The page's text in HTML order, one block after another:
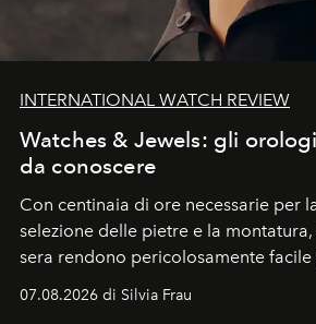
INTERNATIONAL WATCH REVIEW
Watches & Jewels: gli
da conoscere
Con centinaia di ore necessarie per
selezione delle pietre e la
sera rendono pericolosamente
cognizione del tempo. Ma con
07.08.2026 di Silvia Frau